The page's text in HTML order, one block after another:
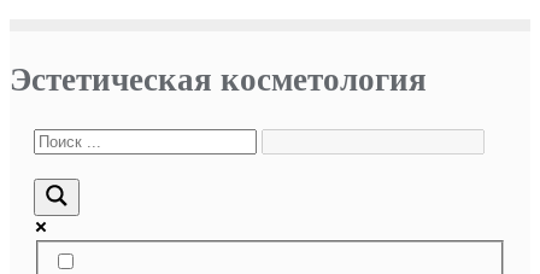
Эстетическая косметология